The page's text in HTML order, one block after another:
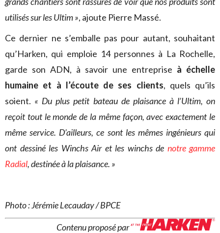
utilisés sur les Ultim », ajoute Pierre Massé.
Ce dernier ne s’emballe pas pour autant, souhaitant
qu’Harken, qui emploie 14 personnes à La Rochelle,
garde son ADN, à savoir une entreprise à échelle
humaine et à l’écoute de ses clients, quels qu’ils
soient. « Du plus petit bateau de plaisance à l’Ultim, on
reçoit tout le monde de la même façon, avec exactement le
même service. D’ailleurs, ce sont les mêmes ingénieurs qui
ont dessiné les Winchs Air et les winchs de notre gamme
Radial, destinée à la plaisance. »
Photo : Jérémie Lecauday / BPCE
Contenu proposé par